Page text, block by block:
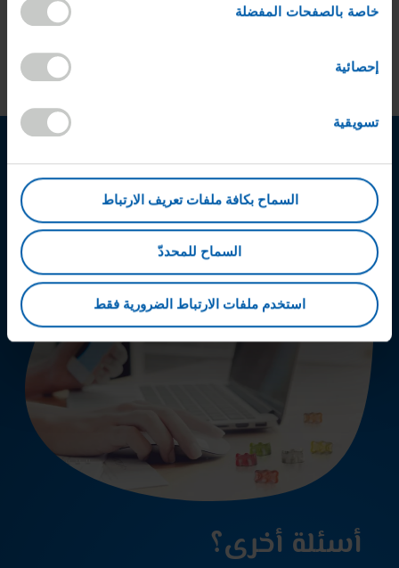
خاصة بالصفحات المفضلة
إحصائية
تسويقية
السماح بكافة ملفات تعريف الارتباط
السماح للمحددّ
استخدم ملفات الارتباط الضرورية فقط
أسئلة أخرى؟